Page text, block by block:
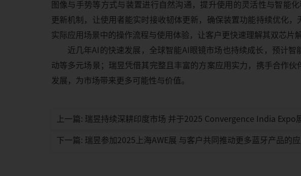
图像与手势等方式与装置进行自然沟通，提升使用的灵活性与智能
更新机制，让使用者能实时接收韧体更新，确保装置功能持续优化
实际应用场景中的操作流程与使用体验，让客户更快速理解其双芯片
近几年AI的快速发展，全球智能AI眼镜市场也持续成长，预计
动等多元场景；瑞昱凭借其完整且丰富的方案应用实力，携手合作
发展，为市场带来更多可能性与价值。
上一篇: 瑞昱持续深耕印度市场 并于2025 Convergence India Expo
下一篇: 瑞昱参加2025上海AWE展 与客户共同推动更多蓝牙产品的